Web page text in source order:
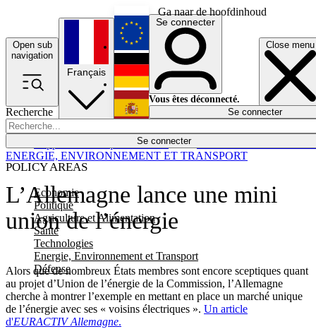
Ga naar de hoofdinhoud
Open sub
navigation
Close menu
Recherche
Se connecter
POLICY AREAS
Economie
Politique
Agriculture et Alimentation
Santé
Technologies
Energie, Environnement et Transport
Défense
Économie
Français
English
Deutsch
Español
Se connecter
Vous êtes déconnecté.
Se connecter
L’Allemagne lance une mini
union de l’énergie
Alors que de nombreux États membres sont encore sceptiques quant
au projet d’Union de l’énergie de la Commission, l’Allemagne
cherche à montrer l’exemple en mettant en place un marché unique
de l’énergie avec ses « voisins électriques ». Un article
d'EURACTIV Allemagne.
ENERGIE, ENVIRONNEMENT ET TRANSPORT